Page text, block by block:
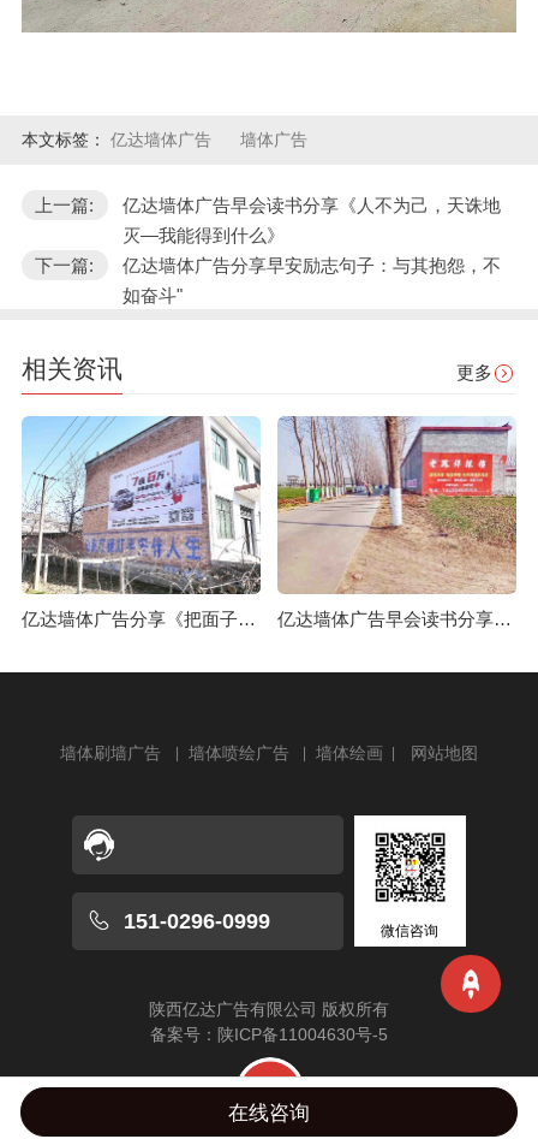
本文标签： 亿达墙体广告 墙体广告
上一篇:
亿达墙体广告早会读书分享《人不为己，天诛地
灭—我能得到什么》
下一篇:
亿达墙体广告分享早安励志句子：与其抱怨，不
如奋斗"
相关资讯 更多
亿达墙体广告分享《把面子放下，把日子过好》 亿达墙体广告早会读书分享《渗入潜意识》
墙体刷墙广告 墙体喷绘广告 墙体绘画 网站地图
151-0296-0999 微信咨询
陕西亿达广告有限公司 版权所有
备案号： 陕ICP备11004630号-5
在线咨询